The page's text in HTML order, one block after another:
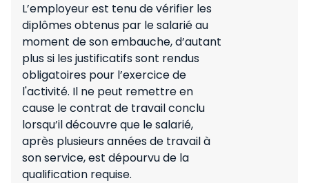
L’employeur est tenu de vérifier les
diplômes obtenus par le salarié au
moment de son embauche, d’autant
plus si les justificatifs sont rendus
obligatoires pour l’exercice de
l'activité. Il ne peut remettre en
cause le contrat de travail conclu
lorsqu’il découvre que le salarié,
après plusieurs années de travail à
son service, est dépourvu de la
qualification requise.